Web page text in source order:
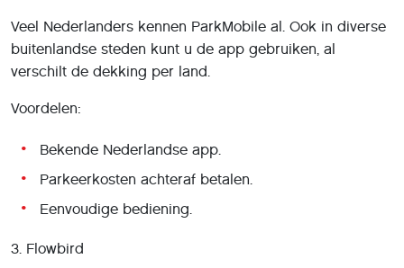
Veel Nederlanders kennen ParkMobile al. Ook in diverse
buitenlandse steden kunt u de app gebruiken, al
verschilt de dekking per land.
Voordelen:
Bekende Nederlandse app.
Parkeerkosten achteraf betalen.
Eenvoudige bediening.
3. Flowbird